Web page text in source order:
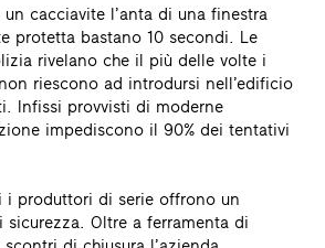
cacciavite l’anta di una finestra
protetta bastano 10 secondi. Le
rivelano che il più delle volte i
riescono ad introdursi nell’edificio
Infissi provvisti di moderne
impediscono il 90% dei tentativi
i produttori di serie offrono un
sicurezza. Oltre a ferramenta di